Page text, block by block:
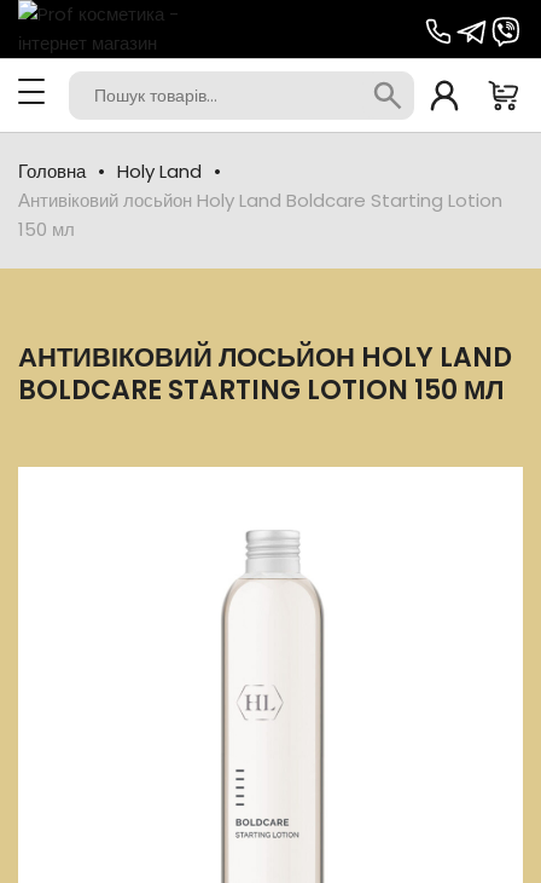
Головна
Holy Land
Антивіковий лосьйон Holy Land Boldcare Starting Lotion
150 мл
АНТИВІКОВИЙ ЛОСЬЙОН HOLY LAND
BOLDCARE STARTING LOTION 150 МЛ